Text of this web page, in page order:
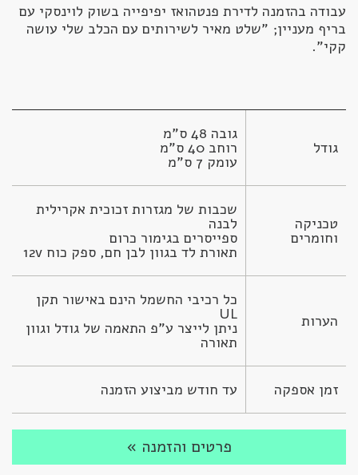
עבודה בהזמנה לדירת פנטהואז יפיפייה בשוק לוינסקי עם
בריף מעניין; "שלט מאיר לשירותים עם הכלב שלי עושה
קקי".
גודל
עומק 7 ס"מ
וחומרים
תאורת לד בגוון לבן חם, ספק כוח 12v
הערות
תאורה
זמן אספקה עד חודש מביצוע הזמנה
פרטים והזמנה »